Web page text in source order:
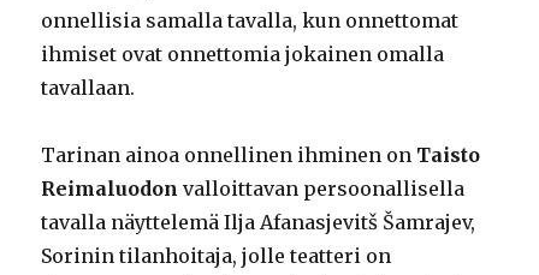
onnellisia samalla tavalla, kun onnettomat
ihmiset ovat onnettomia jokainen omalla
tavallaan.
Tarinan ainoa onnellinen ihminen on Taisto
Reimaluodonvalloittavan persoonallisella
tavalla näyttelemä Ilja Afanasjevitš Šamrajev,
Sorinin tilanhoitaja, jolle teatteri on